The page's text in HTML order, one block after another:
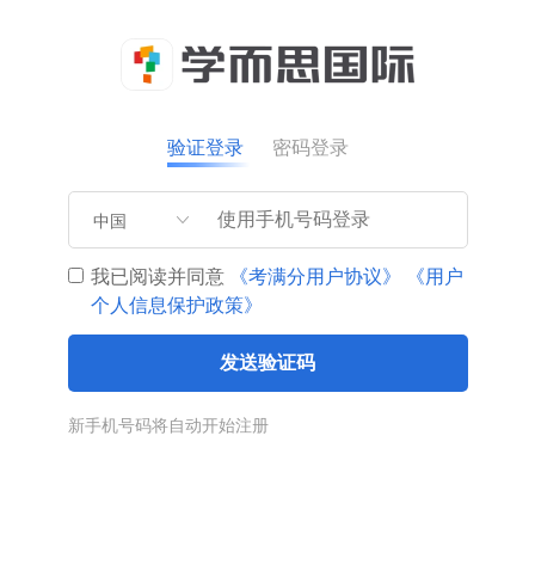
验证登录 密码登录
中国
我已阅读并同意 《考满分用户协议》
《用户
个人信息保护政策》
发送验证码
新手机号码将自动开始注册